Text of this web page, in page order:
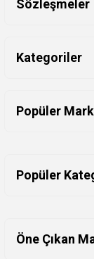
Sözleşmeler
Kategoriler
Popüler
Popüler
Öne Çıkan